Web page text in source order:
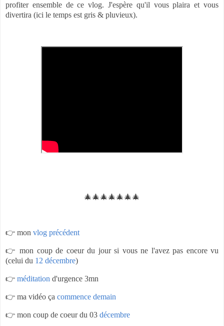
profiter ensemble de ce vlog. J'espère qu'il vous plaira et vous
divertira (ici le temps est gris & pluvieux).
🎄🎄🎄🎄🎄🎄🎄
👉 mon vlog précédent
👉 mon coup de coeur du jour si vous ne l'avez pas encore vu
(celui du 12 décembre)
👉 méditation d'urgence 3mn
👉 ma vidéo ça commence demain
👉 mon coup de coeur du 03 décembre